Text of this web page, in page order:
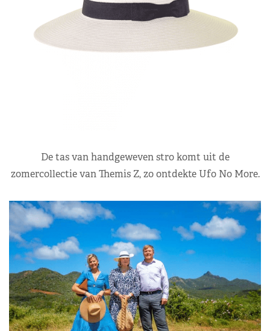
De tas van handgeweven stro komt uit de
zomercollectie van Themis Z, zo ontdekte Ufo No More.